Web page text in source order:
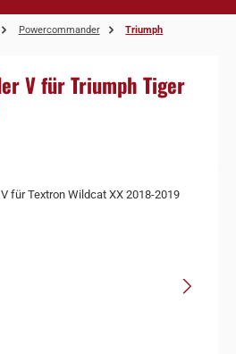
Powercommander Triumph
V für Triumph Tiger